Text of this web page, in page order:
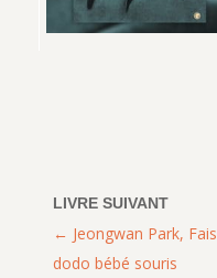
Jeongwan Park, Fais
dodo bébé souris